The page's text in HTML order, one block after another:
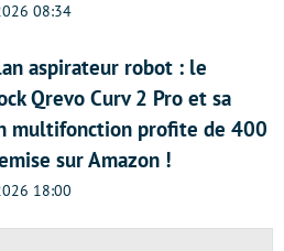
08:34
aspirateur robot : le
Qrevo Curv 2 Pro et sa
multifonction profite de 400
sur Amazon !
18:00